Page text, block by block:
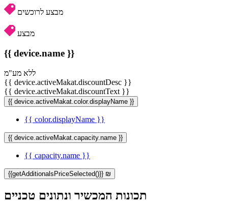
מבצע לרוכשים
מבצע
{{ device.name }}
ללא מע"מ
{{ device.activeMakat.discountDesc }}
{{ device.activeMakat.discountText }}
{{ device.activeMakat.color.displayName }}
{{ color.displayName }}
{{ device.activeMakat.capacity.name }}
{{ capacity.name }}
{{getAdditionalsPriceSelected()}} ₪
תכונות המכשיר ונתונים טכניים